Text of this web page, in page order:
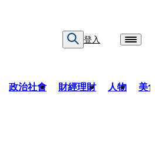
登入
政治社會 財經理財 人物 美